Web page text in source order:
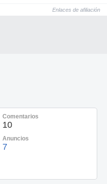
Enlaces de afiliación
Comentarios
10
Anuncios
7